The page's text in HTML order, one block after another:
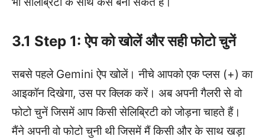
3.1 Step 1: ऐप को खोलें और सही फोटो चुनें
सबसे पहले Gemini ऐप खोलें। नीचे आपको एक प्लस (+) का
आइकॉन दिखेगा, उस पर क्लिक करें। अब अपनी गैलरी से वो
फोटो चुनें जिसमें आप किसी सेलिब्रिटी को जोड़ना चाहते हैं।
मैंने अपनी वो फोटो चुनी थी जिसमें मैं किसी और के साथ खड़ा